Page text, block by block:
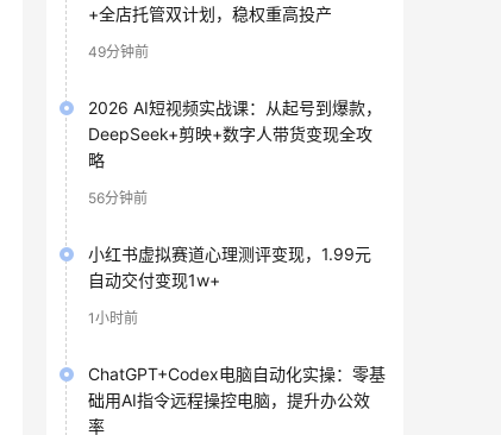
+全店托管双计划，稳权重高投产
49分钟前
2026 AI短视频实战课：从起号到爆款，
DeepSeek+剪映+数字人带货变现全攻
略
56分钟前
小红书虚拟赛道心理测评变现，1.99元
自动交付变现1w+
1小时前
ChatGPT+Codex电脑自动化实操：零基
础用AI指令远程操控电脑，提升办公效
率